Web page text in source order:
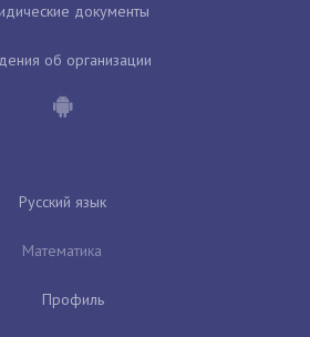
документы
об организации
Русский язык
Математика
Профиль